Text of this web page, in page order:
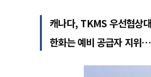
캐나다, TKMS 우선협상
한화는 예비 공급자 지위